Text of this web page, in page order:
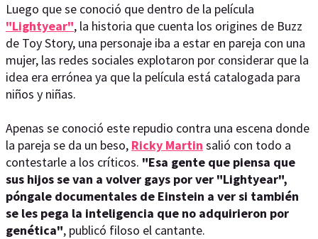
Luego que se conoció que dentro de la película
"Lightyear", la historia que cuenta los origines de Buzz
de Toy Story, una personaje iba a estar en pareja con una
mujer, las redes sociales explotaron por considerar que la
idea era errónea ya que la película está catalogada para
niños y niñas.
Apenas se conoció este repudio contra una escena donde
la pareja se da un beso, Ricky Martin salió con todo a
contestarle a los críticos. "Esa gente que piensa que
sus hijos se van a volver gays por ver "Lightyear",
póngale documentales de Einstein a ver si también
se les pega la inteligencia que no adquirieron por
genética", publicó filoso el cantante.